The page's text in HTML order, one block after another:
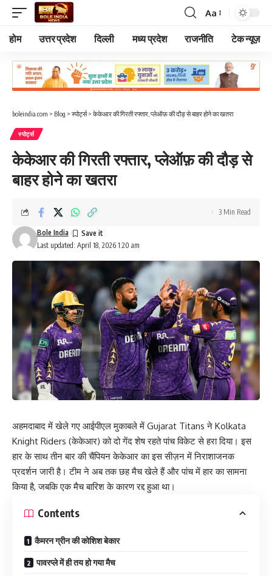
Font
Resizer
Aa
होम उत्तर प्रदेश दिल्ली मध्य प्रदेश राजनीति टेक न्यूज़
boleindia.com > Blog > स्पोर्ट्स> केकेआर की गिरती रफ्तार, प्लेऑफ़ की दौड़ से बाहर होने का खतरा
स्पोर्ट्स
केकेआर की गिरती रफ्तार, प्लेऑफ़ की दौड़ से
बाहर होने का खतरा
Last updated: April 18, 2026 1:20 am
Bole India
3 Min Read
अहमदाबाद में खेले गए आईपीएल मुकाबले में Gujarat Titans ने Kolkata
Knight Riders (केकेआर) को दो गेंद शेष रहते पांच विकेट से हरा दिया। इस
हार के साथ तीन बार की चैंपियन केकेआर का इस सीज़न में निराशाजनक
प्रदर्शन जारी है। टीम ने अब तक छह मैच खेले हैं और पांच में हार का सामना
किया है, जबकि एक मैच बारिश के कारण रद्द हुआ था।
Contents
कैमरन ग्रीन की कोशिश बेकार
पावरप्ले में ही तय हो गया मैच